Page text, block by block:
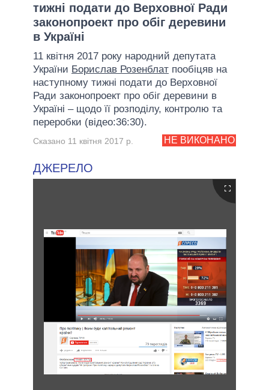
КАБІНЕТ МІНІСТРІВ
ГОЛОВИ ОБЛАДМІНІСТРАЦІЙ
МЕРИ МІСТ
ВСІ ПЕРСОНИ
ПІДТРИМАТИ
ПОРІВНЯННЯ ПОЛІТИКІВ
тижні подати до Верховної Ради
законопроект про обіг деревини
в Україні
11 квітня 2017 року народний депутата
України Борислав Розенблат пообіцяв на
наступному тижні подати до Верховної
Ради законопроект про обіг деревини в
Україні – щодо її розподілу, контролю та
переробки (відео:36:30).
НЕ ВИКОНАНО
Сказано 11 квітня 2017 р.
ДЖЕРЕЛО